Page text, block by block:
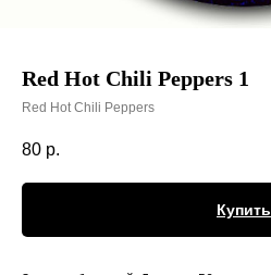
Red Hot Chili Peppers 1
Red Hot Chili Peppers
80 р.
Купить